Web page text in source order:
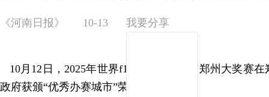
《河南日报》 10-13 我要分享
10月12日，2025年世界f1h2o摩托艇中国郑州大奖赛
政府获颁“优秀办赛城市”荣誉铭牌。